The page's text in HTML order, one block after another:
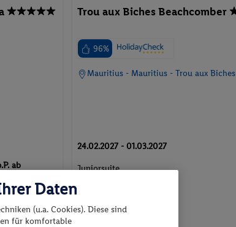
ab
Pers. / 5 Nächte
/ 1014 € Gesamt
Trou aux Biches Beachcomber
96%
Mauritius - Mauritius - Trou aux Biches
24.02.2027 - 01.03.2027
Juniorsuite
Daten
(u.a. Cookies). Diese sind
für komfortable